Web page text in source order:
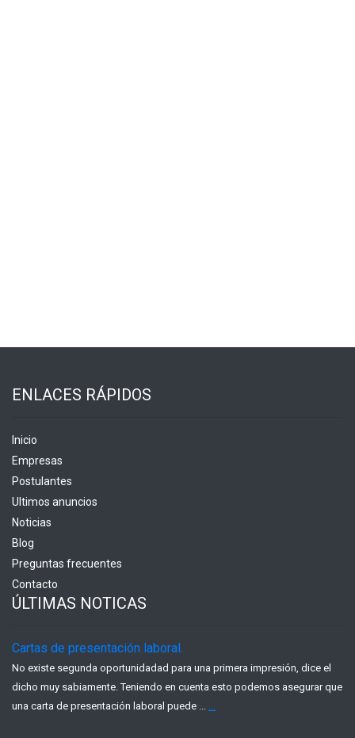
ENLACES RÁPIDOS
Inicio
Empresas
Postulantes
Ultimos anuncios
Noticias
Blog
Preguntas frecuentes
Contacto
ÚLTIMAS NOTICAS
Cartas de presentación laboral.
No existe segunda oportunidadad para una primera impresión, dice el
dicho muy sabiamente. Teniendo en cuenta esto podemos asegurar que
una carta de presentación laboral puede ... ...